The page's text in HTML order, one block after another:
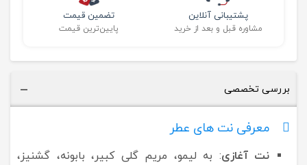
تضمین قیمت
پایین‌ترین قیمت
پشتیبانی آنلاین
مشاوره قبل و بعد از خرید
بررسی تخصصی
معرفی نت های عطر
نت آغازی: به لیمو، مریم گلی کبیر، بابونه، گشنیز،